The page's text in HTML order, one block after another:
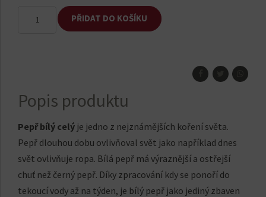
PŘIDAT DO KOŠÍKU
Popis produktu
Pepř bílý celý je jedno z nejznámějších koření světa.
Pepř dlouhou dobu ovlivňoval svět jako například dnes
svět ovlivňuje ropa. Bílá pepř má výraznější a ostřejší
chuť než černý pepř. Díky zpracování kdy se ponoří do
tekoucí vody až na týden, je bílý pepř jako jediný zbaven